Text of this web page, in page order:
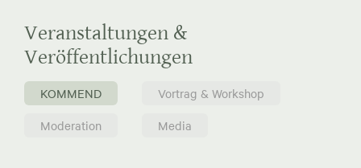
Veranstaltungen &
Veröffentlichungen
KOMMEND
Vortrag & Workshop
Moderation
Media